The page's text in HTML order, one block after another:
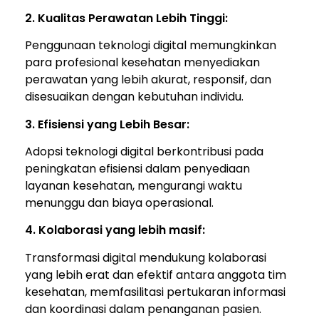
2. Kualitas Perawatan Lebih Tinggi:
Penggunaan teknologi digital memungkinkan
para profesional kesehatan menyediakan
perawatan yang lebih akurat, responsif, dan
disesuaikan dengan kebutuhan individu.
3. Efisiensi yang Lebih Besar:
Adopsi teknologi digital berkontribusi pada
peningkatan efisiensi dalam penyediaan
layanan kesehatan, mengurangi waktu
menunggu dan biaya operasional.
4. Kolaborasi yang lebih masif:
Transformasi digital mendukung kolaborasi
yang lebih erat dan efektif antara anggota tim
kesehatan, memfasilitasi pertukaran informasi
dan koordinasi dalam penanganan pasien.